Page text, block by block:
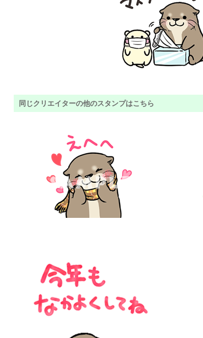
同じクリエイターの他のスタンプはこちら